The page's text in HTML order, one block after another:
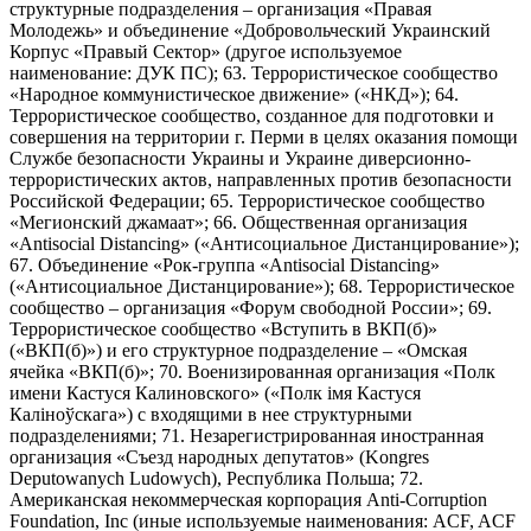
структурные подразделения – организация «Правая
Молодежь» и объединение «Добровольческий Украинский
Корпус «Правый Сектор» (другое используемое
наименование: ДУК ПС); 63. Террористическое сообщество
«Народное коммунистическое движение» («НКД»); 64.
Террористическое сообщество, созданное для подготовки и
совершения на территории г. Перми в целях оказания помощи
Службе безопасности Украины и Украине диверсионно-
террористических актов, направленных против безопасности
Российской Федерации; 65. Террористическое сообщество
«Мегионский джамаат»; 66. Общественная организация
«Antisocial Distancing» («Антисоциальное Дистанцирование»);
67. Объединение «Рок-группа «Antisocial Distancing»
(«Антисоциальное Дистанцирование»); 68. Террористическое
сообщество – организация «Форум свободной России»; 69.
Террористическое сообщество «Вступить в ВКП(б)»
(«ВКП(б)») и его структурное подразделение – «Омская
ячейка «ВКП(б)»; 70. Военизированная организация «Полк
имени Кастуся Калиновского» («Полк iмя Кастуся
Калiноўскага») с входящими в нее структурными
подразделениями; 71. Незарегистрированная иностранная
организация «Съезд народных депутатов» (Kongres
Deputowanych Ludowych), Республика Польша; 72.
Американская некоммерческая корпорация Anti-Corruption
Foundation, Inc (иные используемые наименования: ACF, ACF